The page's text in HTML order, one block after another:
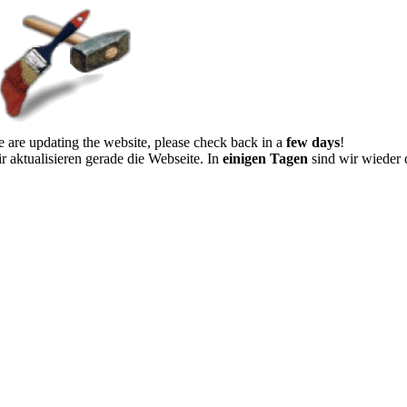
are updating the website, please check back in a few days!
aktualisieren gerade die Webseite. In einigen Tagen sind wir wieder